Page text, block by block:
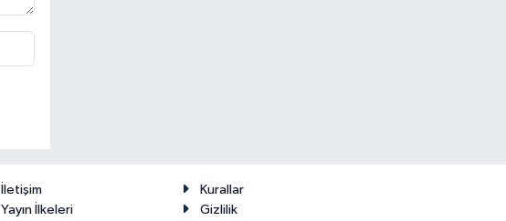
İletişim
Kurallar
Yayın İlkeleri
Gizlilik